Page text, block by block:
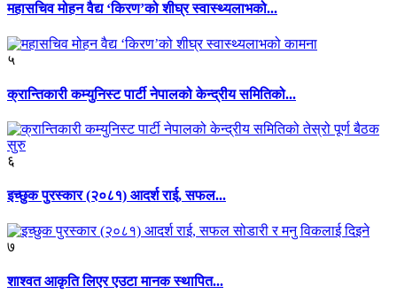
महासचिव मोहन वैद्य ‘किरण’को शीघ्र स्वास्थ्यलाभको...
५
क्रान्तिकारी कम्युनिस्ट पार्टी नेपालको केन्द्रीय समितिको...
६
इच्छुक पुरस्कार (२०८१) आदर्श राई, सफल...
७
शाश्वत आकृति लिएर एउटा मानक स्थापित...